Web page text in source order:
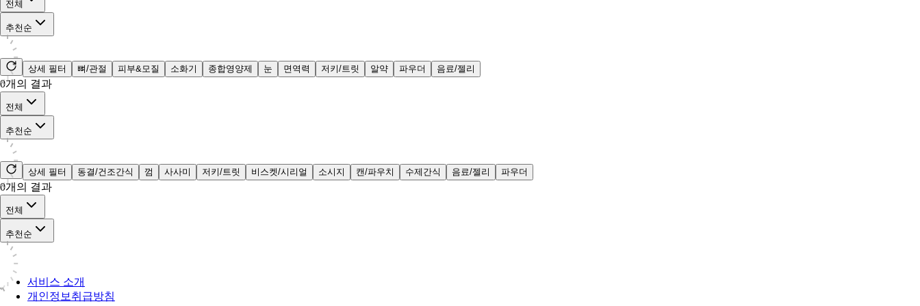
전체
추천순
상세 필터 뼈/관절 피부&모질 소화기 종합영양제 눈 면역력 저키/트릿 알약 파우더 음료/젤리
0개의 결과
전체
추천순
상세 필터 동결/건조간식 껌 사사미 저키/트릿 비스켓/시리얼 소시지 캔/파우치 수제간식 음료/젤리 파우더
0개의 결과
전체
추천순
서비스 소개
개인정보취급방침